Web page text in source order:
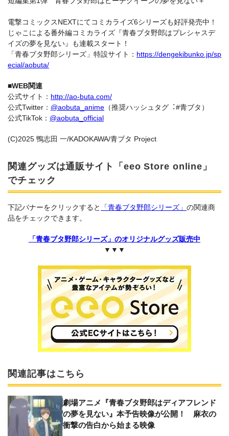
電撃コミックスNEXTにてコミカライズ6シリーズも好評発売中！
じゃこによる番外編コミカライズ『青春ブタ野郎はプレシャスデ
イズの夢を見ない』も連載スタート！
「⻘春ブタ野郎シリーズ」特設サイト： https://dengekibunko.jp/sp
ecial/aobuta/
■WEB関連
公式サイト： http://ao-buta.com/
公式Twitter： @aobuta_anime （推奨ハッシュタグ︓#⻘ブタ）
公式TikTok： @aobuta_official
(C)2025 鴨志⽥ ⼀/KADOKAWA/⻘ブタ Project
関連グッズは通販サイト「eeo Store online」
でチェック
下記バナーをクリックすると 「青春ブタ野郎シリーズ」 の関連商
品をチェックできます。
「青春ブタ野郎シリーズ」のオリジナルグッズ販売中
▼▼▼
関連記事はこちら
劇場アニメ『青春ブタ野郎はディアフレンド
の夢を見ない』本予告映像が公開！ ⿇⾐の
衝撃の告⽩から始まる映像